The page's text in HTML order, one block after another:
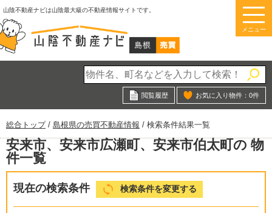
このページの本文へ
山陰不動産ナビは山陰最大級の不動産情報サイトです。
メニュー
閲覧履歴 お気に入り物件： 0件
現
在
の
位
総合トップ/ 島根県の売買不動産情報 / 検索条件結果一覧
安来市、安来市広瀬町、安来市伯太町の 物
件一覧
現在の検索条件 検索条件を変更する